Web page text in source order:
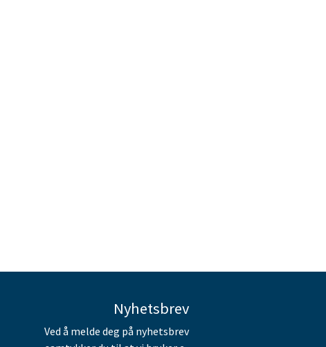
Nyhetsbrev
Ved å melde deg på nyhetsbrev